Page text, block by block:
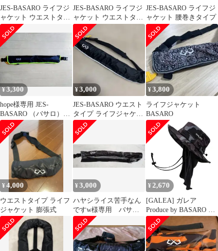
JES-BASARO ライフジ
ャケット ウエストタイ
プ
JES-BASARO ライフジ
ャケット ウエストタイ
プ
JES-BASARO ライフジ
ャケット 腰巻きタイプ
¥3,300
hope様専用 JES-
BASARO （バサロ）ラ
イフエアージャケット
¥3,000
JES-BASARO ウエスト
タイプ ライフジャケッ
ト
¥3,800
ライフジャケット
BASARO
¥4,000
ウエストタイプ ライフ
ジャケット 膨張式
¥3,000
ハヤシライス苦手なん
ですw様専用 バサロ
ライフジャケット
0627-013
¥ 2,670
[GALEA] ガレア
Produce by BASARO フ
ィッシングハット サフ
ァリハット 釣り 帽子
紐付き タレ付き アドベ
ンチャーモデル 日除け